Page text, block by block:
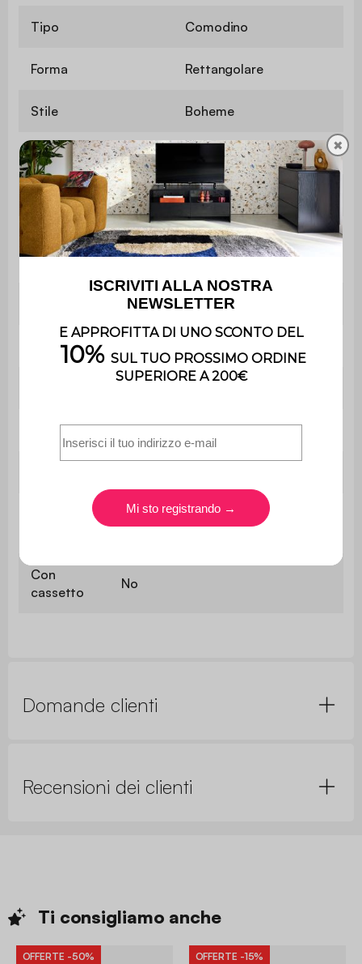
Tipo Comodino
Forma Rettangolare
Stile Boheme
Contiene legno
Materiale Pannelli truciolari
Base Legno di Hevea
Marrone naturale
Utilizzo esclusivamente domestico
Montaggio
Il montaggio è semplice, le
istruzioni sono fornite.
Con
cassetto
No
Domande clienti
Recensioni dei clienti
Ti consigliamo anche
OFFERTE -50% OFFERTE -15%
✖